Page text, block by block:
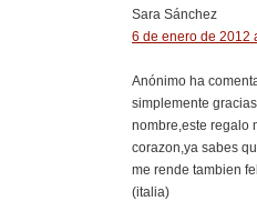
Sara Sánchez
6 de enero de 2012
Anónimo ha
simplemente
nombre,este regalo
corazon,ya sabes
me rende tambien
(italia)